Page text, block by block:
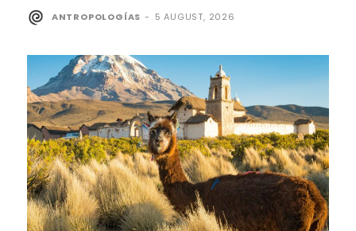
ANTROPOLOGÍAS - 5 AUGUST, 2026